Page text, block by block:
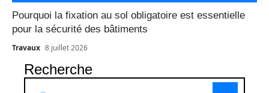
Pourquoi la fixation au sol obligatoire est essentielle
pour la sécurité des bâtiments
Travaux 8 juillet 2026
Recherche